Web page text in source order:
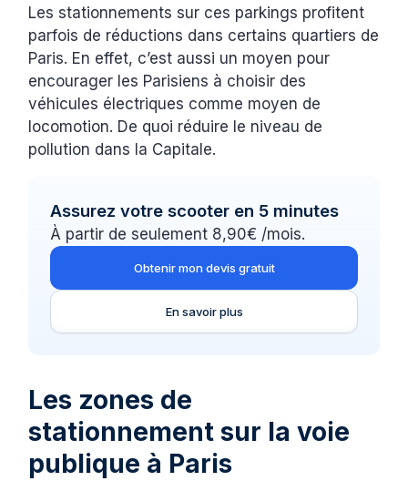
Les stationnements sur ces parkings profitent
parfois de réductions dans certains quartiers de
Paris. En effet, c’est aussi un moyen pour
encourager les Parisiens à choisir des
véhicules électriques comme moyen de
locomotion. De quoi réduire le niveau de
pollution dans la Capitale.
Assurez votre scooter en 5 minutes
À partir de seulement 8,90€ /mois.
Obtenir mon devis gratuit
En savoir plus
Les zones de
stationnement sur la voie
publique à Paris